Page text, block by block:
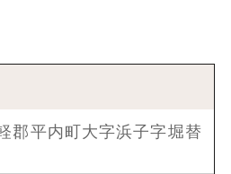
郡平内町大字浜子字堀替